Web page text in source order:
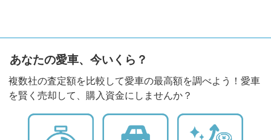
あなたの愛車、今いくら？
複数社の査定額を比較して愛車の最高額を調べよう！愛車
を賢く売却して、購入資金にしませんか？